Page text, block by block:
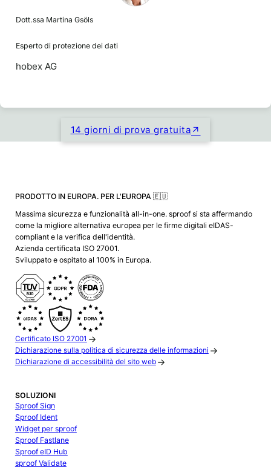
Dott.ssa Martina Gsöls
Esperto di protezione dei dati
hobex AG
14 giorni di prova gratuita
PRODOTTO IN EUROPA. PER L'EUROPA 🇪🇺
Massima sicurezza e funzionalità all-in-one. sproof si sta affermando
come la migliore alternativa europea per le firme digitali eIDAS-
compliant e la verifica dell'identità.
Azienda certificata ISO 27001.
Sviluppato e ospitato al 100% in Europa.
Certificato ISO 27001
Dichiarazione sulla politica di sicurezza delle informazioni
Dichiarazione di accessibilità del sito web
SOLUZIONI
Sproof Sign
Sproof Ident
Widget per sproof
Sproof Fastlane
Sproof eID Hub
sproof Validate